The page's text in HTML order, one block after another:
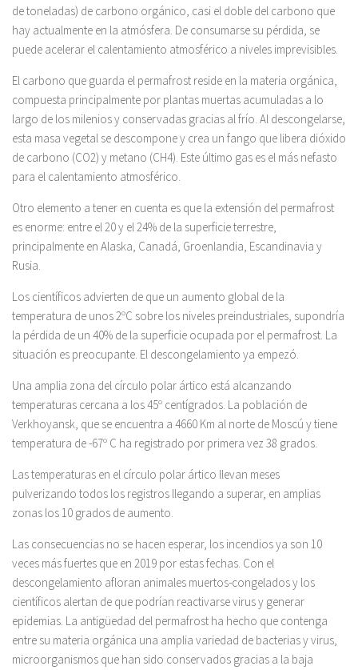
de toneladas) de carbono orgánico, casi el doble del carbono que
hay actualmente en la atmósfera. De consumarse su pérdida, se
puede acelerar el calentamiento atmosférico a niveles imprevisibles.
El carbono que guarda el permafrost reside en la materia orgánica,
compuesta principalmente por plantas muertas acumuladas a lo
largo de los milenios y conservadas gracias al frío. Al descongelarse,
esta masa vegetal se descompone y crea un fango que libera dióxido
de carbono (CO2) y metano (CH4). Este último gas es el más nefasto
para el calentamiento atmosférico.
Otro elemento a tener en cuenta es que la extensión del permafrost
es enorme: entre el 20 y el 24% de la superficie terrestre,
principalmente en Alaska, Canadá, Groenlandia, Escandinavia y
Rusia.
Los científicos advierten de que un aumento global de la
temperatura de unos 2ºC sobre los niveles preindustriales, supondría
la pérdida de un 40% de la superficie ocupada por el permafrost. La
situación es preocupante. El descongelamiento ya empezó.
Una amplia zona del círculo polar ártico está alcanzando
temperaturas cercana a los 45º centígrados. La población de
Verkhoyansk, que se encuentra a 4660 Km al norte de Moscú y tiene
temperatura de -67º C ha registrado por primera vez 38 grados.
Las temperaturas en el círculo polar ártico llevan meses
pulverizando todos los registros llegando a superar, en amplias
zonas los 10 grados de aumento.
Las consecuencias no se hacen esperar, los incendios ya son 10
veces más fuertes que en 2019 por estas fechas. Con el
descongelamiento afloran animales muertos-congelados y los
científicos alertan de que podrían reactivarse virus y generar
epidemias. La antigüedad del permafrost ha hecho que contenga
entre su materia orgánica una amplia variedad de bacterias y virus,
microorganismos que han sido conservados gracias a la baja